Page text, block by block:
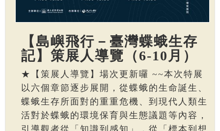
【島嶼飛行－臺灣蝶蛾生存
記】策展人導覽（6-10月）
★【策展人導覽】場次更新囉 ~~本次特展
以六個章節逐步展開，從蝶蛾的生命誕生、
蝶蛾生存所面對的重重危機、到現代人類生
活對於蝶蛾的環境保育與生態議題等內容，